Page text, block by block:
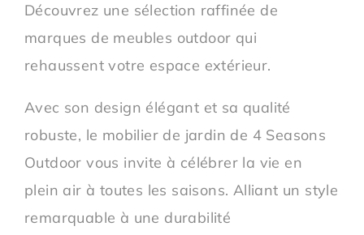
Découvrez une sélection raffinée de
marques de meubles outdoor qui
rehaussent votre espace extérieur.
Avec son design élégant et sa qualité
robuste, le mobilier de jardin de 4 Seasons
Outdoor vous invite à célébrer la vie en
plein air à toutes les saisons. Alliant un style
remarquable à une durabilité